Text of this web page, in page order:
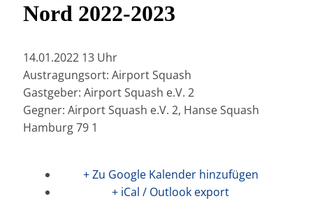
Nord 2022-2023
14.01.2022 13 Uhr
Austragungsort: Airport Squash
Gastgeber: Airport Squash e.V. 2
Gegner: Airport Squash e.V. 2, Hanse Squash
Hamburg 79 1
+ Zu Google Kalender hinzufügen
+ iCal / Outlook export